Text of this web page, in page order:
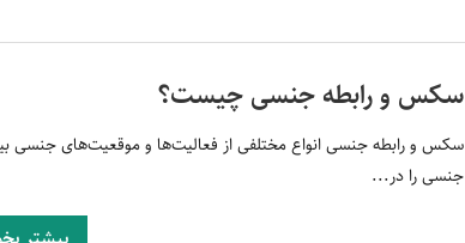
سکس و رابطه جنسی چیست؟
سکس و رابطه جنسی انواع مختلفی از فعالیت‌ها و موقعیت‌های جنسی
جنسی را در...